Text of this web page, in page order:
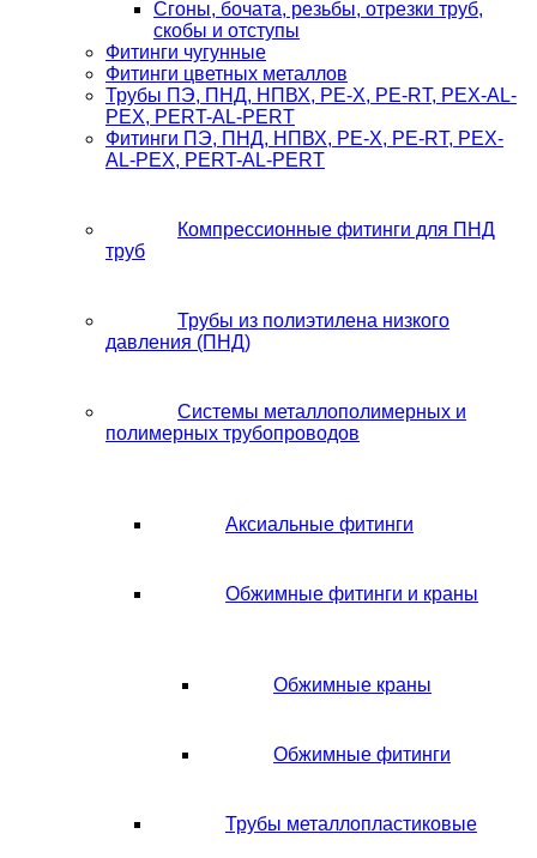
Сгоны, бочата, резьбы, отрезки труб,
скобы и отступы
Фитинги чугунные
Фитинги цветных металлов
Трубы ПЭ, ПНД, НПВХ, PE-X, PE-RT, PEX-AL-
PEX, PERT-AL-PERT
Фитинги ПЭ, ПНД, НПВХ, PE-X, PE-RT, PEX-
AL-PEX, PERT-AL-PERT
Компрессионные фитинги для ПНД
труб
Трубы из полиэтилена низкого
давления (ПНД)
Системы металлополимерных и
полимерных трубопроводов
Аксиальные фитинги
Обжимные фитинги и краны
Обжимные краны
Обжимные фитинги
Трубы металлопластиковые